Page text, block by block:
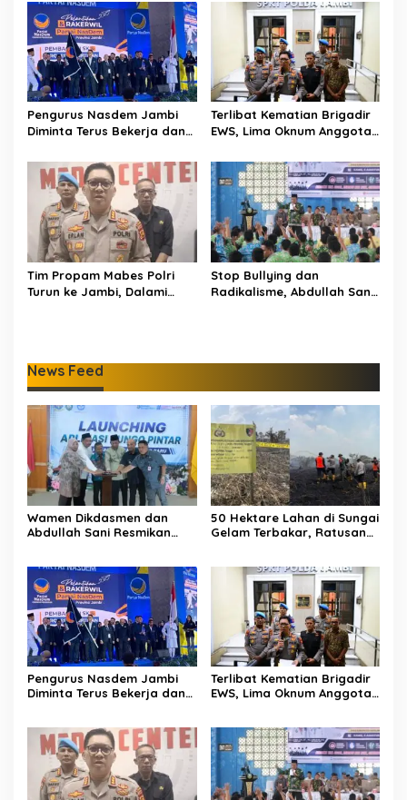
Digitalisasi Pendidikan
Jambi
Water Bombing Dikerahkan
Lakukan Pemadaman
Pengurus Nasdem Jambi
Diminta Terus Bekerja dan
Suara di Pemilu 2029
Terlibat Kematian Brigadir
EWS, Lima Oknum Anggota
Tim Propam Mabes Polri
Turun ke Jambi, Dalami
Stop Bullying dan
Radikalisme, Abdullah Sani
News Feed
Wamen Dikdasmen dan
Abdullah Sani Resmikan
Jambi
50 Hektare Lahan di Sungai
Gelam Terbakar, Ratusan
Lakukan Pemadaman
Pengurus Nasdem Jambi
Diminta Terus Bekerja dan
Terlibat Kematian Brigadir
EWS, Lima Oknum Anggota